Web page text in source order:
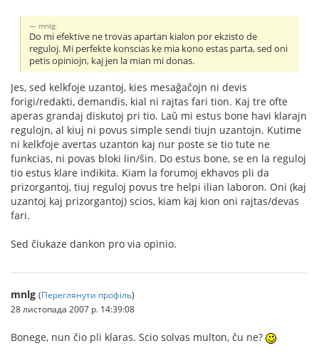
mnlg:
Do mi efektive ne trovas apartan kialon por ekzisto de
reguloj. Mi perfekte konscias ke mia kono estas parta, sed oni
petis opiniojn, kaj jen la mian mi donas.
Jes, sed kelkfoje uzantoj, kies mesaĝaĉojn ni devis
forigi/redakti, demandis, kial ni rajtas fari tion. Kaj tre ofte
aperas grandaj diskutoj pri tio. Laŭ mi estus bone havi klarajn
regulojn, al kiuj ni povus simple sendi tiujn uzantojn. Kutime
ni kelkfoje avertas uzanton kaj nur poste se tio tute ne
funkcias, ni povas bloki lin/ŝin. Do estus bone, se en la reguloj
tio estus klare indikita. Kiam la forumoj ekhavos pli da
prizorgantoj, tiuj reguloj povus tre helpi ilian laboron. Oni (kaj
uzantoj kaj prizorgantoj) scios, kiam kaj kion oni rajtas/devas
fari.
Sed ĉiukaze dankon pro via opinio.
mnlg (Переглянути профіль)
28 листопада 2007 р. 14:39:08
Bonege, nun ĉio pli klaras. Scio solvas multon, ĉu ne?